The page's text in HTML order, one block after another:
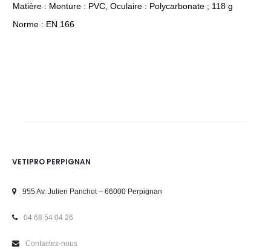
Matière : Monture : PVC, Oculaire : Polycarbonate ; 118 g
Norme : EN 166
VETIPRO PERPIGNAN
955 Av. Julien Panchot – 66000 Perpignan
04 68 54 04 26
Contactez-nous